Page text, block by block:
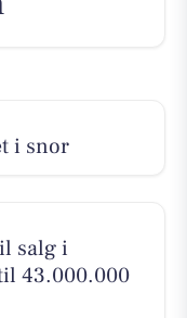
i snor
salg i
43.000.000